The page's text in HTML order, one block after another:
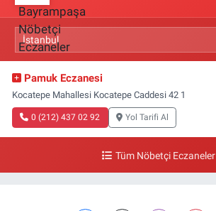
Pamuk Eczanesi
Kocatepe Mahallesi Kocatepe Caddesi 42 1
0 (212) 437 02 92 Yol Tarifi Al
Tüm Nöbetçi Eczaneler